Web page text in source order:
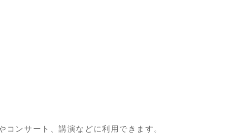
ンサート、講演などに利用できます。